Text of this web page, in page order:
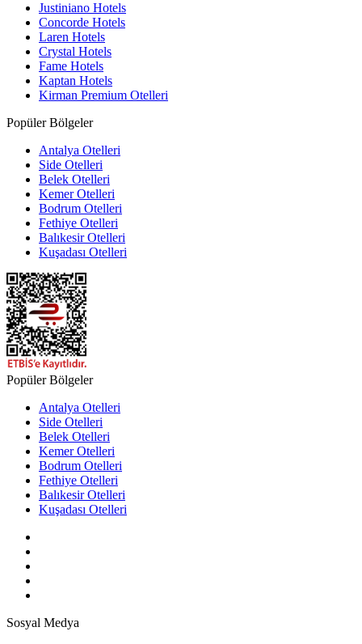
Justiniano Hotels
Concorde Hotels
Laren Hotels
Crystal Hotels
Fame Hotels
Kaptan Hotels
Kirman Premium Otelleri
Popüler Bölgeler
Antalya Otelleri
Side Otelleri
Belek Otelleri
Kemer Otelleri
Bodrum Otelleri
Fethiye Otelleri
Balıkesir Otelleri
Kuşadası Otelleri
Popüler Bölgeler
Antalya Otelleri
Side Otelleri
Belek Otelleri
Kemer Otelleri
Bodrum Otelleri
Fethiye Otelleri
Balıkesir Otelleri
Kuşadası Otelleri
Sosyal Medya